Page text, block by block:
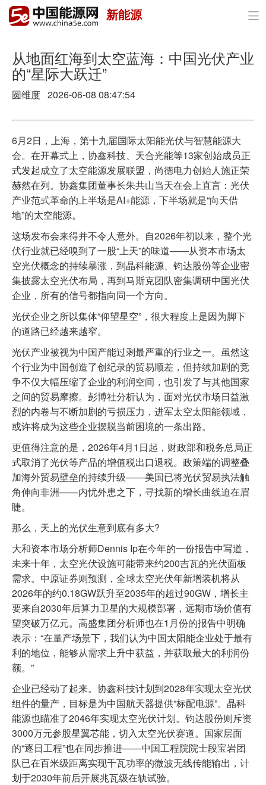
首页
政策与经济
电力
新能源
节能环保
新能源 
从地面红海到太空蓝海：中国光伏产业
的“星际大跃迁”
圆维度 2026-06-08 08:47:54
6月2日，上海，第十九届国际太阳能光伏与智慧能源大
会。在开幕式上，协鑫科技、天合光能等13家创始成员正
式发起成立了太空能源发展联盟，尚德电力创始人施正荣
赫然在列。协鑫集团董事长朱共山当天在会上直言：光伏
产业范式革命的上半场是AI+能源，下半场就是“向天借
地”的太空能源。
这场发布会来得并不令人意外。自2026年初以来，整个光
伏行业就已经嗅到了一股“上天”的味道——从资本市场太
空光伏概念的持续暴涨，到晶科能源、钧达股份等企业密
集披露太空光伏布局，再到马斯克团队密集调研中国光伏
企业，所有的信号都指向同一个方向。
光伏企业之所以集体“仰望星空”，很大程度上是因为脚下
的道路已经越来越窄。
光伏产业被视为中国产能过剩最严重的行业之一。虽然这
个行业为中国创造了创纪录的贸易顺差，但持续加剧的竞
争不仅大幅压缩了企业的利润空间，也引发了与其他国家
之间的贸易摩擦。彭博社分析认为，面对光伏市场日益激
烈的内卷与不断加剧的亏损压力，进军太空太阳能领域，
或许将成为这些企业摆脱当前困境的一条出路。
更值得注意的是，2026年4月1日起，财政部和税务总局正
式取消了光伏等产品的增值税出口退税。政策端的调整叠
加海外贸易壁垒的持续升级——美国已将光伏贸易执法触
角伸向非洲——内忧外患之下，寻找新的增长曲线迫在眉
睫。
那么，天上的光伏生意到底有多大?
大和资本市场分析师Dennis Ip在今年的一份报告中写道，
未来十年，太空光伏设施可能带来约200吉瓦的光伏面板
需求。中原证券则预测，全球太空光伏年新增装机将从
2026年的约0.18GW跃升至2035年的超过90GW，增长主
要来自2030年后算力卫星的大规模部署，远期市场价值有
望突破万亿元。高盛集团分析师也在1月份的报告中明确
表示：“在量产场景下，我们认为中国太阳能企业处于最有
利的地位，能够从需求上升中获益，并获取最大的利润份
额。”
企业已经动了起来。协鑫科技计划到2028年实现太空光伏
组件的量产，目标是为中国航天器提供“标配电源”。晶科
能源也瞄准了2046年实现太空光伏计划。钧达股份则斥资
3000万元参股星翼芯能，切入太空光伏赛道。国家层面
的“逐日工程”也在同步推进——中国工程院院士段宝岩团
队已在百米级距离实现千瓦功率的微波无线传能输出，计
划于2030年前后开展兆瓦级在轨试验。